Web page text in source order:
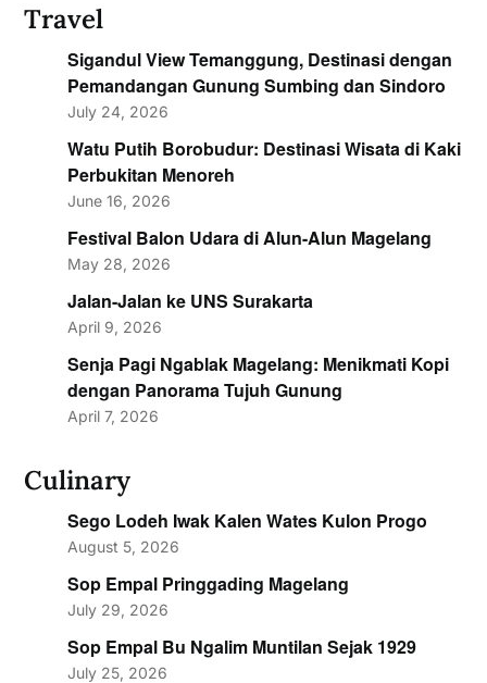
Travel
Sigandul View Temanggung, Destinasi dengan
Pemandangan Gunung Sumbing dan Sindoro
July 24, 2026
Watu Putih Borobudur: Destinasi Wisata di Kaki
Perbukitan Menoreh
June 16, 2026
Festival Balon Udara di Alun-Alun Magelang
May 28, 2026
Jalan-Jalan ke UNS Surakarta
April 9, 2026
Senja Pagi Ngablak Magelang: Menikmati Kopi
dengan Panorama Tujuh Gunung
April 7, 2026
Culinary
Sego Lodeh Iwak Kalen Wates Kulon Progo
August 5, 2026
Sop Empal Pringgading Magelang
July 29, 2026
Sop Empal Bu Ngalim Muntilan Sejak 1929
July 25, 2026